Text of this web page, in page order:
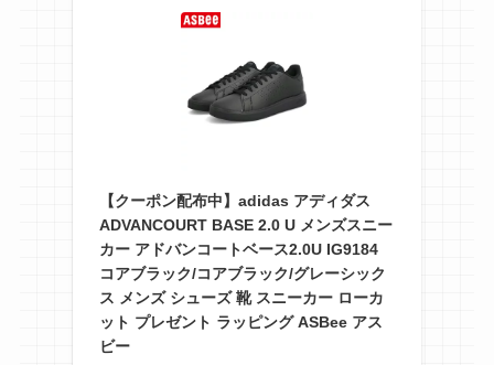
【クーポン配布中】adidas アディダス
ADVANCOURT BASE 2.0 U メンズスニー
カー アドバンコートベース2.0U IG9184
コアブラック/コアブラック/グレーシック
ス メンズ シューズ 靴 スニーカー ローカ
ット プレゼント ラッピング ASBee アス
ビー